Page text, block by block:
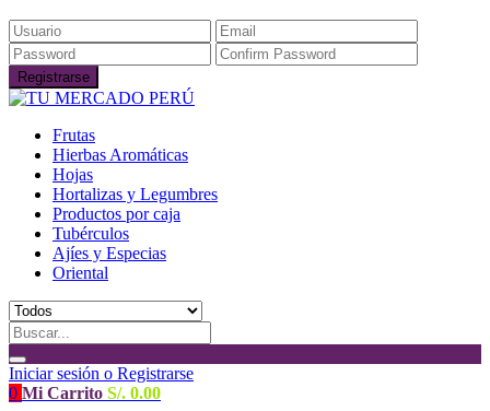
Frutas
Hierbas Aromáticas
Hojas
Hortalizas y Legumbres
Productos por caja
Tubérculos
Ajíes y Especias
Oriental
Iniciar sesión o Registrarse
0 Mi Carrito S/. 0.00